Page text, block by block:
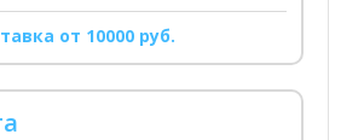
от 10000 руб.